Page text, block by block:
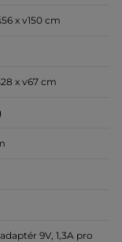
x v150 cm
x v67 cm
9V, 1,3A pro